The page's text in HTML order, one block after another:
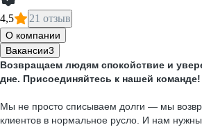
4,5 21 отзыв
О компании
Вакансии3
Возвращаем людям спокойствие и
дне. Присоединяйтесь к нашей команде!
Мы не просто списываем долги — мы
клиентов в нормальное русло. И нам нужны